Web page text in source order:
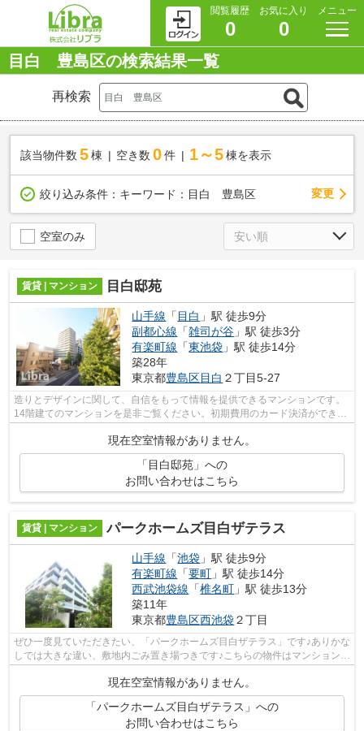
閲覧履歴
0
お気に入り
0
メニュー
目白 豊島区の検索結果一覧
再検索
該当物件数 5棟 空き数 0 件 1～5 棟を表示
絞り込み条件： キーワード：目白 豊島区 変更
空室のみ
賃貸 | マンション 目白邸苑
山手線 「 目白 」駅 徒歩9分
副都心線 「雑司が谷 」駅 徒歩3分
有楽町線 「東池袋 」駅 徒歩14分
築28年
東京都豊島区目白 ２丁目5-27
造りとデザインに関して、自信をもって情報を提供できるマンションです。
14階建てのマンションを是非ご覧ください。初期費用のカード決済ができま
現在空室情報がありません。
「目白邸苑」への
お問い合わせはこちら
賃貸 | マンション パークホームズ目白ザテラス
山手線 「池袋 」駅 徒歩9分
有楽町線 「要町 」駅 徒歩14分
西武池袋線 「椎名町 」駅 徒歩13分
築11年
東京都豊島区西池袋２丁目
ぜひ一度見ていただきたい、「パークホームズ目白ザテラス」です♪ありかな
しでは大きな違い、敷地内ごみ置き場つきです♪こちらの物件はマンションで
現在空室情報がありません。
「パークホームズ目白ザテラス」への
お問い合わせはこちら